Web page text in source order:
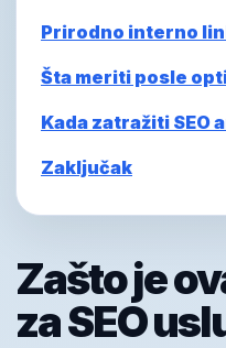
Prirodno interno
Šta meriti posle
Kada zatražiti SEO
Zaključak
Zašto je
za SEO